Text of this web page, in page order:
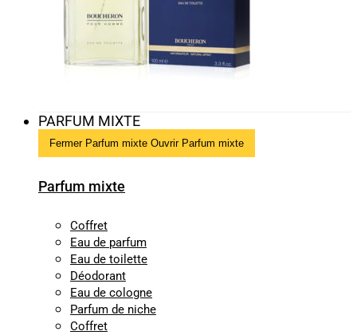
PARFUM MIXTE
Fermer Parfum mixte Ouvrir Parfum mixte
Parfum mixte
Coffret
Eau de parfum
Eau de toilette
Déodorant
Eau de cologne
Parfum de niche
Coffret